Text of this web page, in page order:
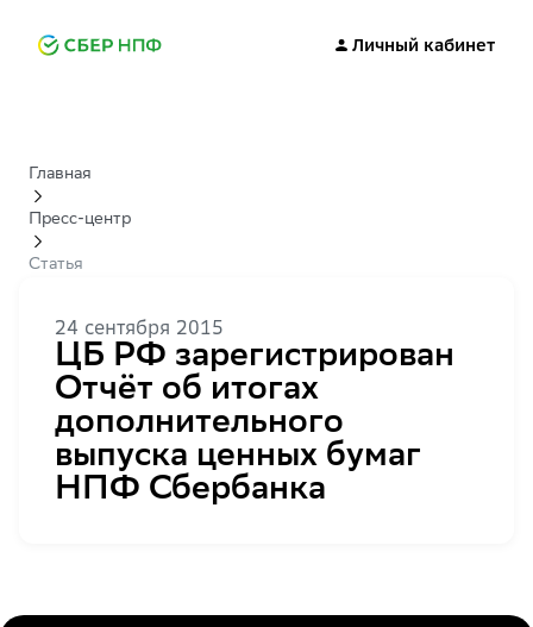
Личный кабинет
Главная
Пресс-центр
Статья
24 сентября 2015
ЦБ РФ зарегистрирован
Отчёт об итогах
дополнительного
выпуска ценных бумаг
НПФ Сбербанка